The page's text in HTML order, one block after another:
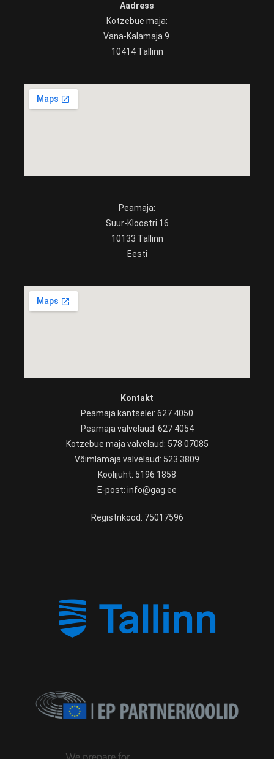
Aadress
Kotzebue maja:
Vana-Kalamaja 9
10414 Tallinn
Peamaja:
Suur-Kloostri 16
10133 Tallinn
Eesti
Kontakt
Peamaja kantselei: 627 4050
Peamaja valvelaud: 627 4054
Kotzebue maja valvelaud: 578 07085
Võimlamaja valvelaud: 523 3809
Koolijuht: 5196 1858
E-post: info@gag.ee
Registrikood: 75017596